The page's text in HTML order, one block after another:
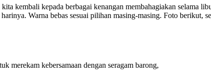
kembali kepada berbagai kenangan membahagiakan selama
Warna bebas sesuai pilihan masing-masing. Foto berikut,
merekam kebersamaan dengan seragam barong,